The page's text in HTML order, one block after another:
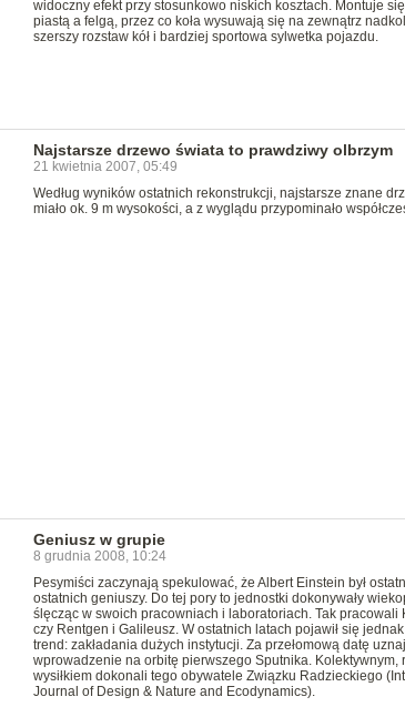
widoczny efekt przy stosunkowo niskich kosztach. Montuje
piastą a felgą, przez co koła wysuwają się na zewnątrz
szerszy rozstaw kół i bardziej sportowa sylwetka pojazdu.
Najstarsze drzewo świata to prawdziwy olbrzym
21 kwietnia 2007, 05:49
Według wyników ostatnich rekonstrukcji, najstarsze znane
miało ok. 9 m wysokości, a z wyglądu przypominało
Geniusz w grupie
8 grudnia 2008, 10:24
Pesymiści zaczynają spekulować, że Albert Einstein był
ostatnich geniuszy. Do tej pory to jednostki dokonywały
ślęcząc w swoich pracowniach i laboratoriach. Tak pracowali
czy Rentgen i Galileusz. W ostatnich latach pojawił się
trend: zakładania dużych instytucji. Za przełomową datę
wprowadzenie na orbitę pierwszego Sputnika. Kolektywnym,
wysiłkiem dokonali tego obywatele Związku Radzieckiego
Journal of Design & Nature and Ecodynamics).